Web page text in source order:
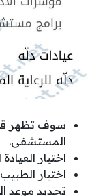
سوف تظهر
المستشفى.
اختيار
اختيار
تحديد موعد